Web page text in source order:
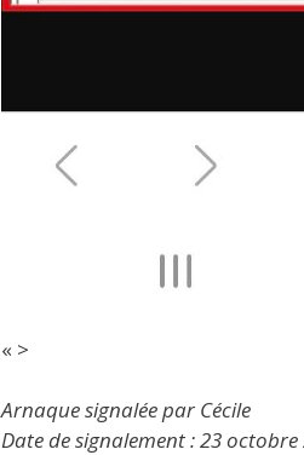
« >
Arnaque signalée par Cécile
Date de signalement : 23